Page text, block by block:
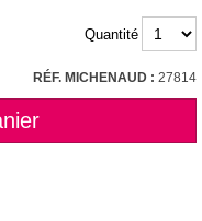
Quantité
RÉF. MICHENAUD : 27814